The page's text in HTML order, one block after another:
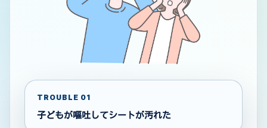
TROUBLE 01
子どもが嘔吐してシートが汚れた